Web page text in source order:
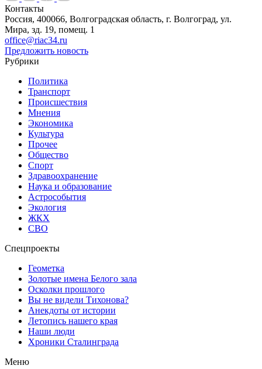
Контакты
Россия, 400066, Волгоградская область, г. Волгоград, ул.
Мира, зд. 19, помещ. 1
office@riac34.ru
Предложить новость
Рубрики
Политика
Транспорт
Происшествия
Мнения
Экономика
Культура
Прочее
Общество
Спорт
Здравоохранение
Наука и образование
Астрособытия
Экология
ЖКХ
СВО
Спецпроекты
Геометка
Золотые имена Белого зала
Осколки прошлого
Вы не видели Тихонова?
Анекдоты от истории
Летопись нашего края
Наши люди
Хроники Сталинграда
Меню